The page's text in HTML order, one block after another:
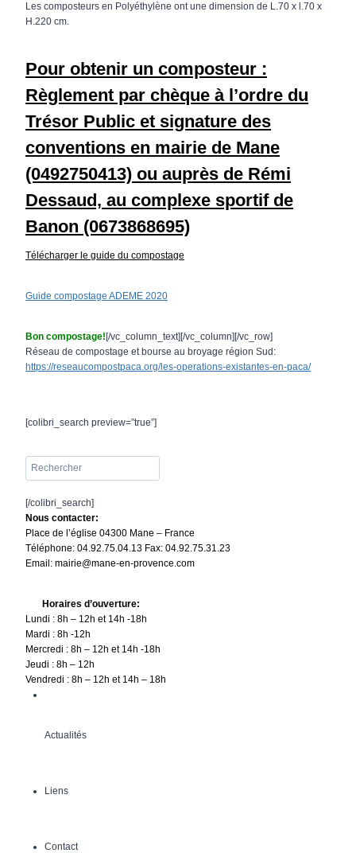
Les composteurs en Polyéthylène ont une dimension de L.70 x l.70 x
H.220 cm.
Pour obtenir un composteur :
Règlement par chèque à l’ordre du
Trésor Public et signature des
conventions en mairie de Mane
(0492750413) ou auprès de Rémi
Dessaud, au complexe sportif de
Banon (0673868695)
Télécharger le guide du compostage
Guide compostage ADEME 2020
Bon compostage! [/vc_column_text][/vc_column][/vc_row]
Réseau de compostage et bourse au broyage région Sud:
https://reseaucompostpaca.org/les-operations-existantes-en-paca/
[colibri_search preview=”true”]
[/colibri_search]
Nous contacter:
Place de l’église 04300 Mane – France
Téléphone: 04.92.75.04.13 Fax: 04.92.75.31.23
Email: mairie@mane-en-provence.com
Horaires d’ouverture:
Lundi : 8h – 12h et 14h -18h
Mardi : 8h -12h
Mercredi : 8h – 12h et 14h -18h
Jeudi : 8h – 12h
Vendredi : 8h – 12h et 14h – 18h
Actualités
Liens
Contact